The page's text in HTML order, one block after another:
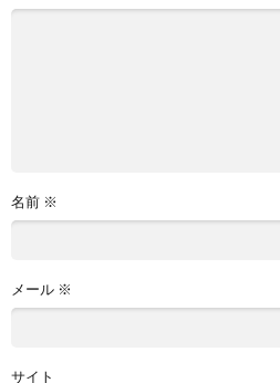
名前 ※
メール ※
サイト